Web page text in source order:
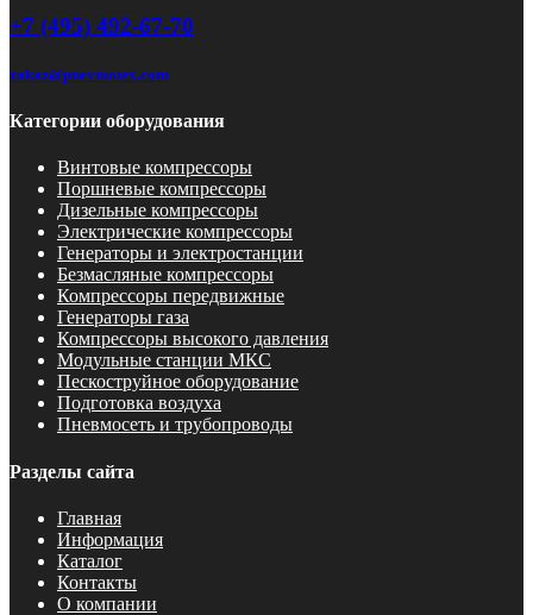
+7 (495) 492-67-70
zakaz@pnevmotex.com
Категории оборудования
Винтовые компрессоры
Поршневые компрессоры
Дизельные компрессоры
Электрические компрессоры
Генераторы и электростанции
Безмасляные компрессоры
Компрессоры передвижные
Генераторы газа
Компрессоры высокого давления
Модульные станции МКС
Пескоструйное оборудование
Подготовка воздуха
Пневмосеть и трубопроводы
Разделы сайта
Главная
Информация
Каталог
Контакты
О компании